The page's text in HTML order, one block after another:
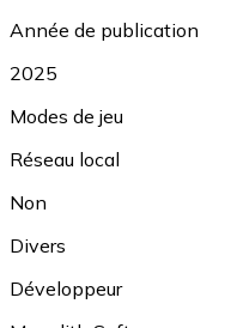
Année de publication
2025
Modes de jeu
Réseau local
Non
Divers
Développeur